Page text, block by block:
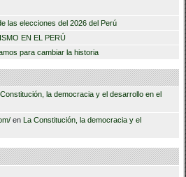
las elecciones del 2026 del Perú
EN EL PERÚ
para cambiar la historia
Constitución, la democracia y el desarrollo en el
en
La Constitución, la democracia y el